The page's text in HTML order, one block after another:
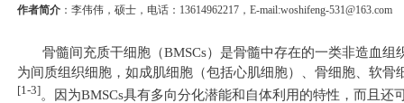
作者简介 ：李伟伟，硕士，电话： 13614962217 ， E-mail:woshifeng-531@163.com
骨髓间充质干细胞（BMSCs）是骨髓中存在的一类非造血组
为间质组织细胞，如成肌细胞（包括心肌细胞）、骨细胞、软
[1-3] 。因为BMSCs具有多向分化潜能和自体利用的特性，而且还